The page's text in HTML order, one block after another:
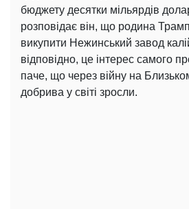
бюджету десятки мільярдів
розповідає він, що родина
викупити Нежинський завод
відповідно, це інтерес самого
паче, що через війну на
добрива у світі зросли.